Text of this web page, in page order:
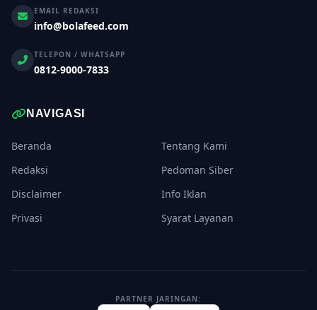
EMAIL REDAKSI
info@bolafeed.com
TELEPON / WHATSAPP
0812-9000-7833
NAVIGASI
Beranda
Tentang Kami
Redaksi
Pedoman Siber
Disclaimer
Info Iklan
Privasi
Syarat Layanan
PARTNER JARINGAN: